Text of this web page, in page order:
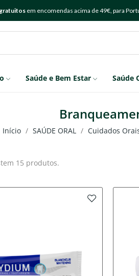
em encomendas acima de 49€, para
Saúde e Bem Estar Saúde
Início SAÚDE ORAL Cuidados
15 produtos.